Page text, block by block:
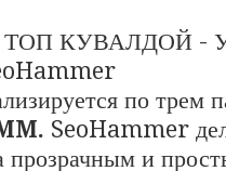
ТОП КУВАЛДОЙ -
по трем
SeoHammer
прозрачным и